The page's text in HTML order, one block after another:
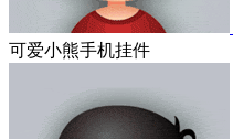
可爱小熊手机挂件